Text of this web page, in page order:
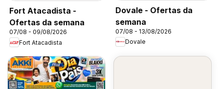
Fort Atacadista -
Ofertas da semana
07/08 - 09/08/2026
Fort Atacadista
Dovale - Ofertas da
semana
07/08 - 13/08/2026
Dovale